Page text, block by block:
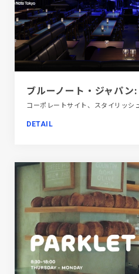
ブルーノート・ジャパン
DETAIL